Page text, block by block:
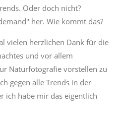
Oder doch nicht?
her. Wie kommt das?
vielen herzlichen Dank für die
und vor allem
Naturfotografie vorstellen zu
gegen alle Trends in der
ich habe mir das eigentlich